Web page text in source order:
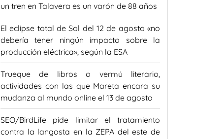
un tren en Talavera es un varón de 88 años
El eclipse total de Sol del 12 de agosto «no
debería tener ningún impacto sobre la
producción eléctrica», según la ESA
Trueque de libros o vermú literario,
actividades con las que Mareta encara su
mudanza al mundo online el 13 de agosto
SEO/BirdLife pide limitar el tratamiento
contra la langosta en la ZEPA del este de